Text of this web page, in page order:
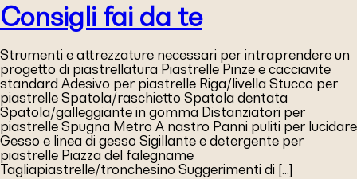
Consigli fai da te
Strumenti e attrezzature necessari per intraprendere un
progetto di piastrellatura Piastrelle Pinze e cacciavite
standard Adesivo per piastrelle Riga/livella Stucco per
piastrelle Spatola/raschietto Spatola dentata
Spatola/galleggiante in gomma Distanziatori per
piastrelle Spugna Metro A nastro Panni puliti per lucidare
Gesso e linea di gesso Sigillante e detergente per
piastrelle Piazza del falegname
Tagliapiastrelle/tronchesino Suggerimenti di […]